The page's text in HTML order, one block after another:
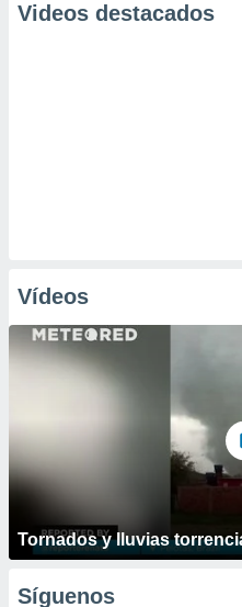
Videos destacados
Vídeos
Tornados y lluvias
Síguenos